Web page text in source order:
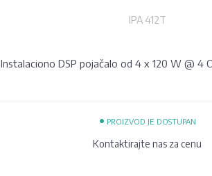
IPA 412T
Instalaciono DSP pojačalo od 4 x 120 W @ 4
• PROIZVOD JE DOSTUPAN
Kontaktirajte nas za cenu